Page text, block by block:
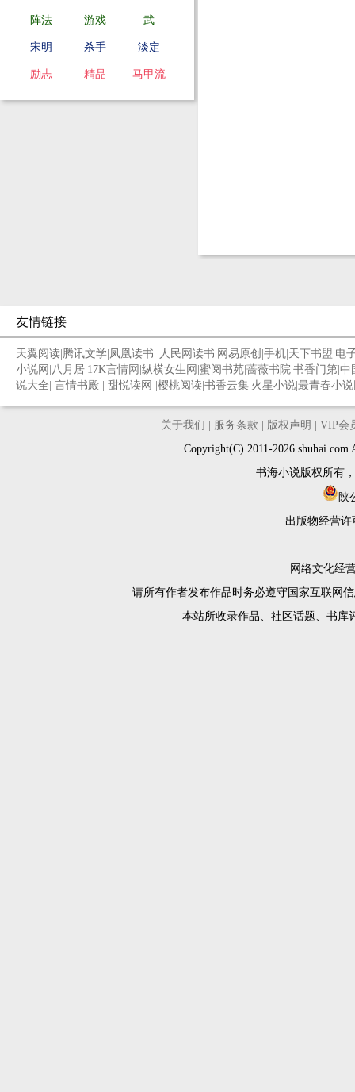
阵法 游戏 武
宋明 杀手 淡定
励志 精品 马甲流
友情链接
天翼阅读 腾讯文学 凤凰读书 人民网读书 网易原创 手机 天下书盟 电
小说网 八月居 17K言情网 纵横女生网 蜜阅书苑 蔷薇书院 书香门第 中
说大全 言情书殿 甜悦读网 樱桃阅读 书香云集 火星小说 最青春小
关于我们 服务条款 版权声明
VIP会
Copyright(C) 2011-2026
书海小说版权所有
陕
出版物经营许
网络文化经
请所有作者发布作品时务必遵守国家互联网
本站所收录作品、社区话题、书库